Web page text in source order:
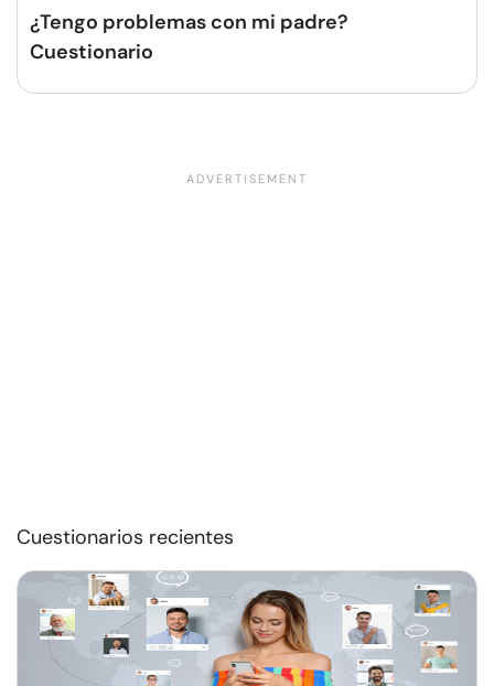
¿Tengo problemas con mi padre?
Cuestionario
Cuestionarios recientes